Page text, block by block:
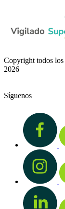
Copyright todos
2026
Síguenos